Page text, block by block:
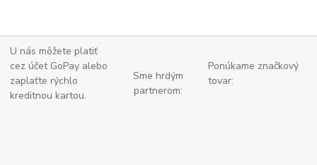
U nás môžete platiť
cez účet GoPay alebo
zaplaťte rýchlo
kreditnou kartou.
Sme hrdým
partnerom:
Ponúkame značkový
tovar: